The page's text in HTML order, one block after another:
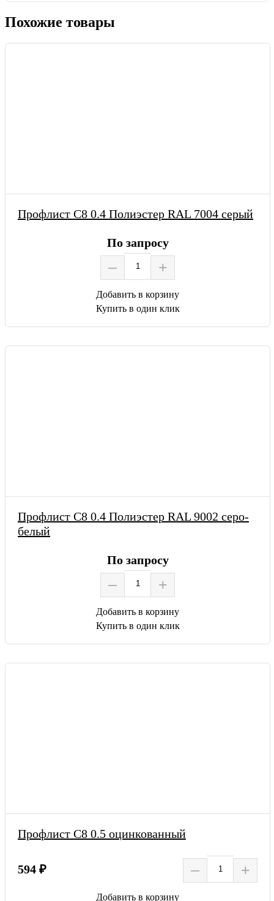
Похожие товары
Профлист С8 0.4 Полиэстер RAL 7004 серый
По запросу
– +
Добавить в корзину
Купить в один клик
Профлист С8 0.4 Полиэстер RAL 9002 серо-
белый
По запросу
– +
Добавить в корзину
Купить в один клик
Профлист С8 0.5 оцинкованный
594 ₽ – +
Добавить в корзину